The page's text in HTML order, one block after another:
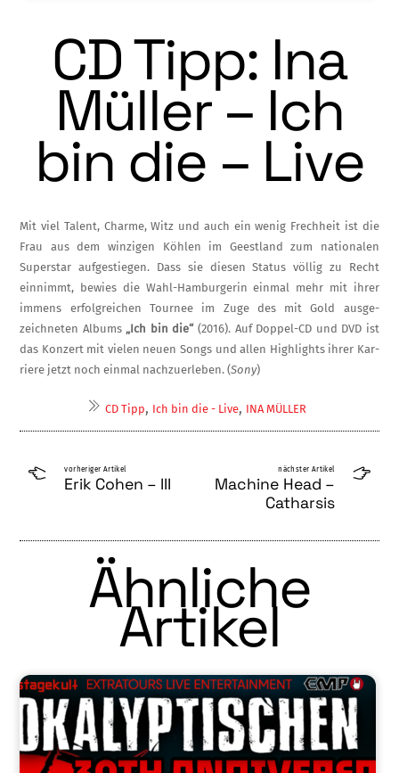
CD Tipp: Ina
Müller – Ich
bin die – Live
Mit viel Talent, Charme, Witz und auch ein wenig Frechheit ist die
Frau aus dem winzigen Köhlen im Geestland zum nationalen
Superstar aufgestiegen. Dass sie diesen Status völlig zu Recht
einnimmt, bewies die Wahl-Hamburg­erin einmal mehr mit ihrer
immens erfolg­reichen Tournee im Zuge des mit Gold ausge­
zeichneten Albums „Ich bin die“ (2016). Auf Doppel-CD und DVD ist
das Konzert mit viel­en neuen Songs und allen Highlights ihrer Kar­
riere jetzt noch einmal nachzuerleben.(Sony)
CD Tipp, Ich bin die - Live, INA MÜLLER
vorheriger Artikel
Erik Cohen – III
nächster Artikel
Machine Head –
Catharsis
Ähnliche
Artikel